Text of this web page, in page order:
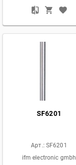
SF6201
Арт.: SF6201
ifm electronic gmbh